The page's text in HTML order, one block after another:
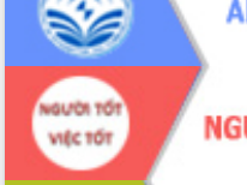
ứng để giữ vững thị trường xuất khẩu
Diễn đàn Kinh tế tư nhân Việt Nam đột
phá cơ chế - Hợp tác công tư
Đề án 06 tạo bước ngoặt đột phá trong
cải cách hành chính tỉnh Đắk Lắk
Kết nối tour, đẩy mạnh chuyển đổi số
để phát triển du lịch Đắk Lắk